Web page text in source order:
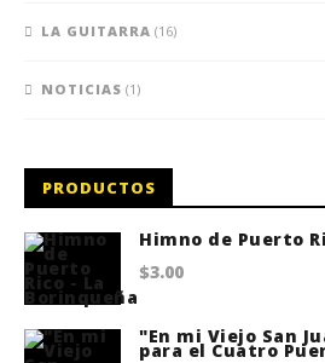
LA GUITARRA (16)
NOTICIAS (1)
PRODUCTOS
Himno de Puerto
$3.00
"En mi Viejo San
para el Cuatro